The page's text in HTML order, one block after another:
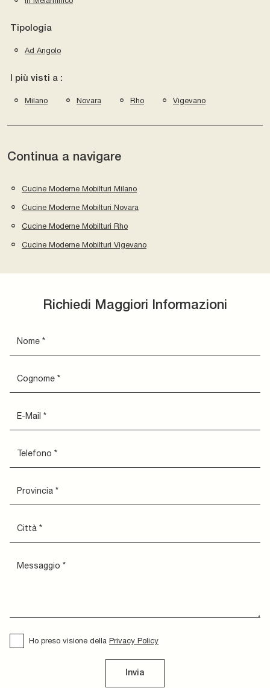
Tipologia
Ad Angolo
I più visti a :
Milano Novara Rho Vigevano
Continua a navigare
Cucine Moderne Mobilturi Milano
Cucine Moderne Mobilturi Novara
Cucine Moderne Mobilturi Rho
Cucine Moderne Mobilturi Vigevano
Richiedi Maggiori Informazioni
Ho preso visione della Privacy Policy
Invia